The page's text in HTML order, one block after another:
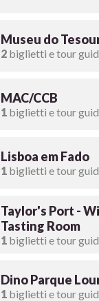
Museu do
2biglietti e tour
MAC/CCB
1biglietti e tour
Lisboa em Fado
1biglietti e tour
Taylor's Port -
Tasting Room
1 biglietti e tour
Dino Parque
1biglietti e tour